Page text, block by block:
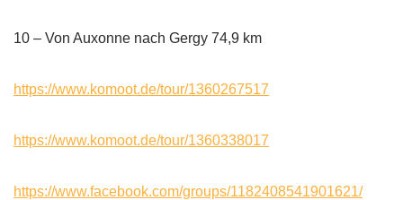
10 – Von Auxonne nach Gergy 74,9 km
https://www.komoot.de/tour/1360267517
https://www.komoot.de/tour/1360338017
https://www.facebook.com/groups/1182408541901621/